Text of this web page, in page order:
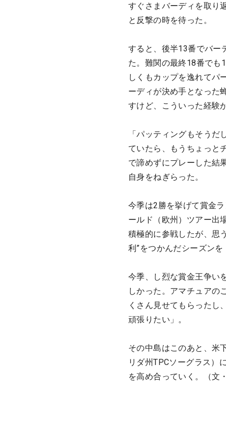
すぐさまバーディを取り
と反撃の時を待った。
すると、後半13番でバー
た。難関の最終18番でも
しくもカップを逸れてパ
ーディが決め手となった
すけど、こういった経験
「パッティングもそう
ていたら、もうちょっと
で諦めずにプレーした結
自身をねぎらった。
今季は2勝を挙げて賞金
ールド（欧州）ツアー出
積極的に参戦したが、思
利”をつかんだシーズン
今季、し烈な賞金王争い
しかった。アマチュアの
くさん見せてもらったし
頑張りたい」。
その中島はこのあと、米
リダ州TPCソーグラス）
を高め合っていく。（文